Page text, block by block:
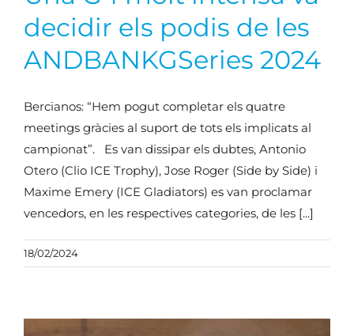
decidir els podis de les
ANDBANKGSeries 2024
Bercianos: “Hem pogut completar els quatre
meetings gràcies al suport de tots els implicats al
campionat”. Es van dissipar els dubtes, Antonio
Otero (Clio ICE Trophy), Jose Roger (Side by Side) i
Maxime Emery (ICE Gladiators) es van proclamar
vencedors, en les respectives categories, de les [...]
18/02/2024